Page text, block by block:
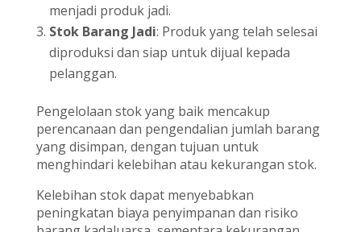
menjadi produk jadi.
Stok Barang Jadi: Produk yang telah selesai
diproduksi dan siap untuk dijual kepada
pelanggan.
Pengelolaan stok yang baik mencakup
perencanaan dan pengendalian jumlah barang
yang disimpan, dengan tujuan untuk
menghindari kelebihan atau kekurangan stok.
Kelebihan stok dapat menyebabkan
peningkatan biaya penyimpanan dan risiko